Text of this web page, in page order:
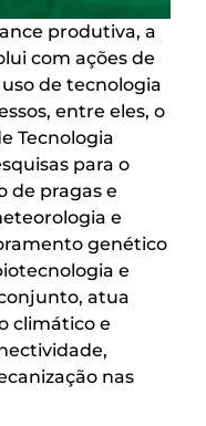
produtiva, a
com ações de
de tecnologia
entre eles, o
Tecnologia
para o
de pragas e
e
genético
e
atua
climático e
nas